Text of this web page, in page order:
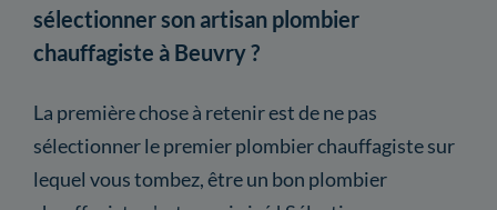
sélectionner son artisan plombier
chauffagiste à Beuvry ?
La première chose à retenir est de ne pas
sélectionner le premier plombier chauffagiste sur
lequel vous tombez, être un bon plombier